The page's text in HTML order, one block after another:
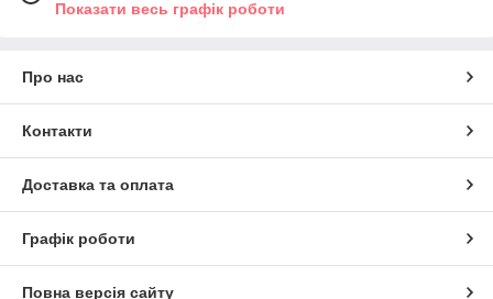
Показати весь графік роботи
Про нас
Контакти
Доставка та оплата
Графік роботи
Повна версія сайту